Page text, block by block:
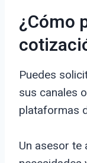
¿Cómo
Puedes
sus canales
plataformas
Un asesor te